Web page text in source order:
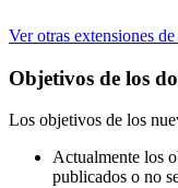
Ver otras extensiones
Objetivos de los
Los objetivos de los
Actualmente los
publicados o no